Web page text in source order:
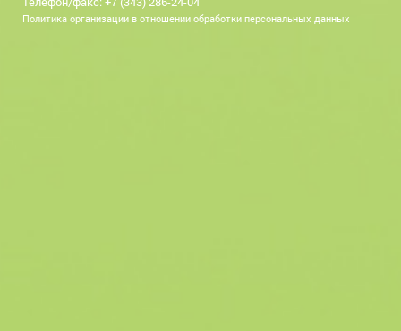
Политика организации в отношении обработки персональных данных